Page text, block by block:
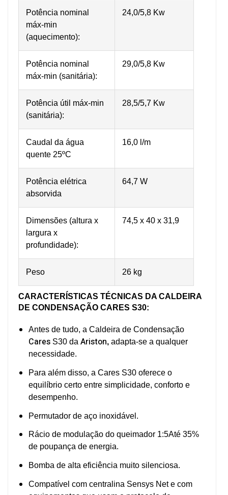
Potência nominal
máx-min
(aquecimento):
24,0/5,8 Kw
Potência nominal
máx-min (sanitária):
29,0/5,8 Kw
Potência útil máx-min
(sanitária):
28,5/5,7 Kw
Caudal da água
quente 25ºC
16,0 l/m
Potência elétrica
absorvida
64,7 W
Dimensões (altura x
largura x
profundidade):
74,5 x 40 x 31,9
Peso 26 kg
CARACTERÍSTICAS TÉCNICAS DA CALDEIRA
DE CONDENSAÇÃO CARES S30:
Antes de tudo, a Caldeira de Condensação
Cares S30 da Ariston, adapta-se a qualquer
necessidade.
Para além disso, a Cares S30 oferece o
equilíbrio certo entre simplicidade, conforto e
desempenho.
Permutador de aço inoxidável.
Rácio de modulação do queimador 1:5Até 35%
de poupança de energia.
Bomba de alta eficiência muito silenciosa.
Compatível com centralina Sensys Net e com